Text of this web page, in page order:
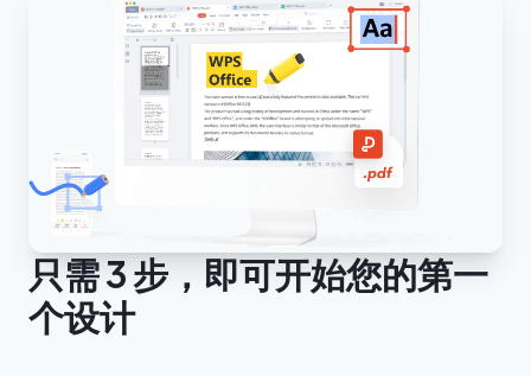
只需 3 步，即可开始您的第一
个设计